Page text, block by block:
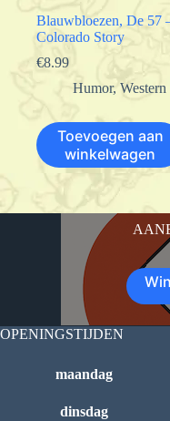
Blauwbloezen, De 57
Colorado Story
€8.99
Humor, Western
Toevoegen aan
winkelwagen
OPENINGSTIJDEN
maandag
dinsdag